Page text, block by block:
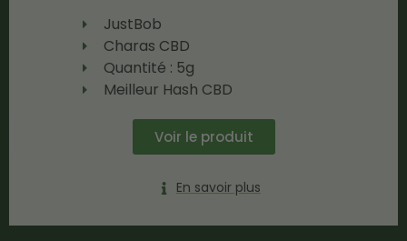
JustBob
Charas CBD
Quantité : 5g
Meilleur Hash CBD
Voir le produit
En savoir plus